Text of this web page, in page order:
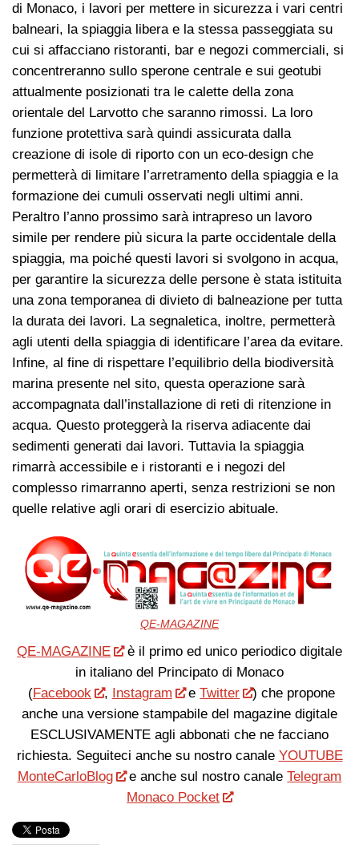
di Monaco, i lavori per mettere in sicurezza i vari centri
balneari, la spiaggia libera e la stessa passeggiata su
cui si affacciano ristoranti, bar e negozi commerciali, si
concentreranno sullo sperone centrale e sui geotubi
attualmente posizionati tra le calette della zona
orientale del Larvotto che saranno rimossi. La loro
funzione protettiva sarà quindi assicurata dalla
creazione di isole di riporto con un eco-design che
permetterà di limitare l’arretramento della spiaggia e la
formazione dei cumuli osservati negli ultimi anni.
Peraltro l’anno prossimo sarà intrapreso un lavoro
simile per rendere più sicura la parte occidentale della
spiaggia, ma poiché questi lavori si svolgono in acqua,
per garantire la sicurezza delle persone è stata istituita
una zona temporanea di divieto di balneazione per tutta
la durata dei lavori. La segnaletica, inoltre, permetterà
agli utenti della spiaggia di identificare l’area da evitare.
Infine, al fine di rispettare l’equilibrio della biodiversità
marina presente nel sito, questa operazione sarà
accompagnata dall’installazione di reti di ritenzione in
acqua. Questo proteggerà la riserva adiacente dai
sedimenti generati dai lavori. Tuttavia la spiaggia
rimarrà accessibile e i ristoranti e i negozi del
complesso rimarranno aperti, senza restrizioni se non
quelle relative agli orari di esercizio abituale.
QE-MAGAZINE
QE-MAGAZINE
è il primo ed unico periodico digitale
in italiano del Principato di Monaco
(Facebook , Instagram eTwitter
) che propone
anche una versione stampabile del magazine digitale
ESCLUSIVAMENTE agli abbonati che ne facciano
richiesta. Seguiteci anche su nostro canale YOUTUBE
MonteCarloBlog
e anche sul nostro canaleTelegram
Monaco Pocket